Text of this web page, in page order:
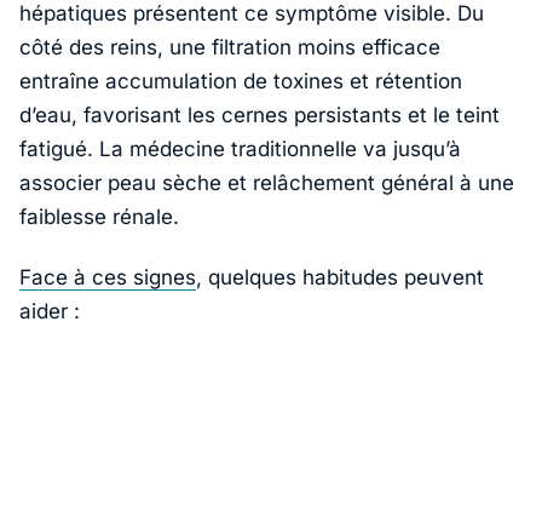
hépatiques présentent ce symptôme visible. Du
côté des reins, une filtration moins efficace
entraîne accumulation de toxines et rétention
d’eau, favorisant les cernes persistants et le teint
fatigué. La médecine traditionnelle va jusqu’à
associer peau sèche et relâchement général à une
faiblesse rénale.
Face à ces signes, quelques habitudes peuvent
aider :